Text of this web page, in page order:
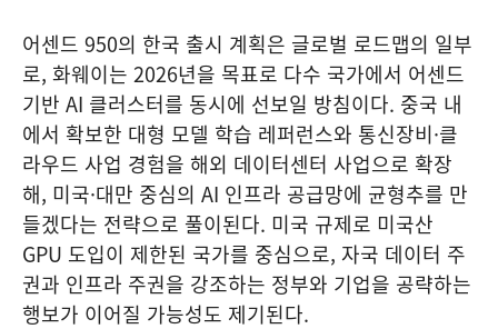
어센드 950의 한국 출시 계획은 글로벌 로드맵의 일부
로, 화웨이는 2026년을 목표로 다수 국가에서 어센드
기반 AI 클러스터를 동시에 선보일 방침이다. 중국 내
에서 확보한 대형 모델 학습 레퍼런스와 통신장비·클
라우드 사업 경험을 해외 데이터센터 사업으로 확장
해, 미국·대만 중심의 AI 인프라 공급망에 균형추를 만
들겠다는 전략으로 풀이된다. 미국 규제로 미국산
GPU 도입이 제한된 국가를 중심으로, 자국 데이터 주
권과 인프라 주권을 강조하는 정부와 기업을 공략하는
행보가 이어질 가능성도 제기된다.